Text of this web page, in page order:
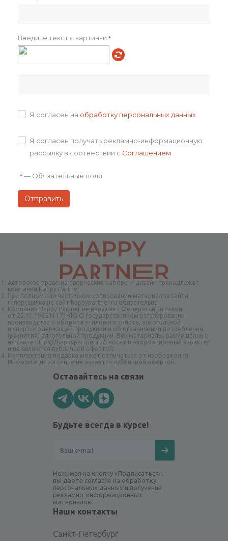
Объем в упаковке, см3
Всего в транзите
Отзывы
Задать вопрос
Авторское право на творческие наборы и дизайн принадлежат
компании Happy Partner.
При полном или частичном копировании материалов сайта
гиперссылка на сайт happypartner.ru обязательна
Компания Happy Partner не нарушает Федеральный закон
от 22.11.1995 N 171-ФЗ О государственном регулировании
производства и оборота этилового спирта, алкогольной
и спиртосодержащей продукции и об ограничении потребления
(распития) алкогольной продукции. Все материалы, размещённые
на сайте https://happypartner.ru/, носят информационный характер
и не являются публичной офертой.
Комплектация подарка может отличаться от изображения.
Информация на сайте не является публичной офертой.
Оставайтесь на связи
Будьте всегда в курсе!
Нажимая на кнопку «Подписаться»,
вы даёте согласие на обработку
персональных данных и получение
рекламно-информационных
материалов.
Наши контакты
Санкт-Петербург
Введите текст с картинки *
Я согласен на обработку персональных данных
Я согласен получать рекламно-информационную
рассылку в соотвествии с Соглашением
* — Обязательные поля